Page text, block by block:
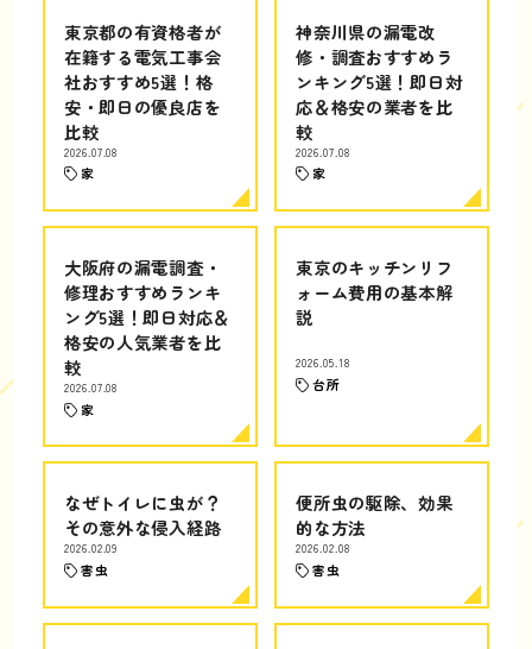
東京都の有資格者が
在籍する電気工事会
社おすすめ5選！格
安・即日の優良店を
比較
2026.07.08
家
神奈川県の漏電改
修・調査おすすめラ
ンキング5選！即日対
応＆格安の業者を比
較
2026.07.08
家
大阪府の漏電調査・
修理おすすめランキ
ング5選！即日対応＆
格安の人気業者を比
較
2026.07.08
家
東京のキッチンリフ
ォーム費用の基本解
説
2026.05.18
台所
なぜトイレに虫が？
その意外な侵入経路
2026.02.09
害虫
便所虫の駆除、効果
的な方法
2026.02.08
害虫